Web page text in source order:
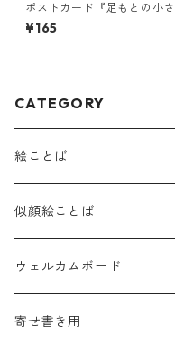
ポストカード『足もとの小さ
な幸せ・・・』
¥165
CATEGORY
絵ことば
似顔絵ことば
ウェルカムボード
寄せ書き用